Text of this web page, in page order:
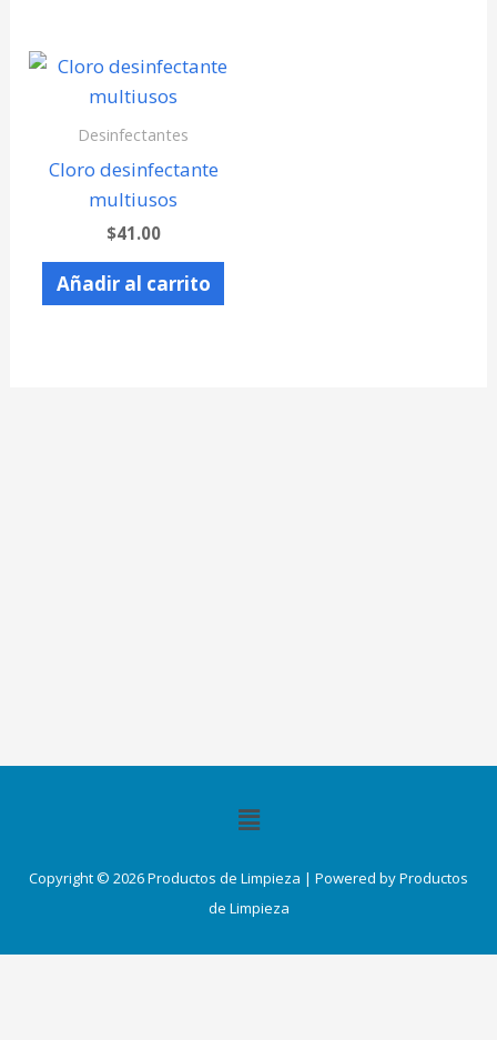
Desinfectantes
Cloro desinfectante
multiusos
$41.00
Añadir al carrito
Menú
Copyright © 2026 Productos de Limpieza | Powered by Productos
de Limpieza